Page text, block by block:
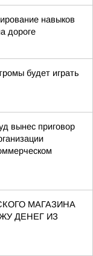
навыков
дороге
будет играть
вынес приговор
МАГАЗИНА
ДЕНЕГ ИЗ